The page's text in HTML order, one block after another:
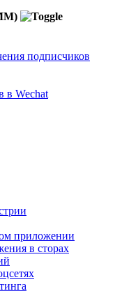
подписчиков
в Wechat
приложении
в сторах